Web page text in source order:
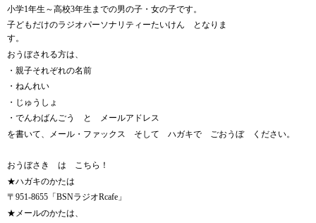
小学1年生～高校3年生までの男の子・女の子です。
子どもだけのラジオパーソナリティーたいけん となりま
す。
おうぼされる方は、
・親子それぞれの名前
・ねんれい
・じゅうしょ
・でんわばんごう と メールアドレス
を書いて、メール・ファックス そして ハガキで ごおうぼ ください。
おうぼさき は こちら！
★ハガキのかたは
〒951-8655「BSNラジオRcafe」
★メールのかたは、